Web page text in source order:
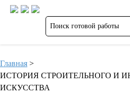
Главная >
ИСТОРИЯ СТРОИТЕЛЬНОГО И
ИСКУССТВА